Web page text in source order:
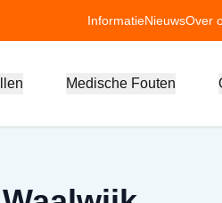
InformatieNieuwsOver
Medische Fouten